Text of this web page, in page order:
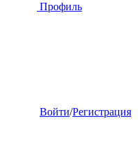
Профиль
Войти/Регистрация